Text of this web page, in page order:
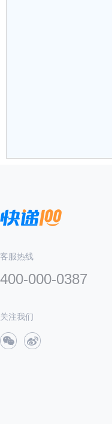
客服热线
400-000-0387
关注我们